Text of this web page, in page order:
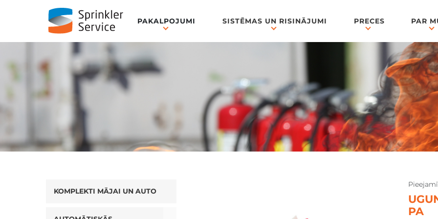
PAKALPOJUMI SISTĒMAS UN RISINĀJUMI PRECES PAR
KOMPLEKTI MĀJAI UN AUTO
PA